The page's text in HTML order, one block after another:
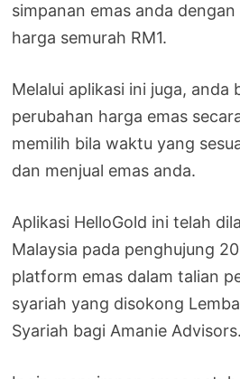
simpanan emas anda
harga semurah RM1.
Melalui aplikasi ini juga, anda
perubahan harga emas
memilih bila waktu yang
dan menjual emas anda.
Aplikasi HelloGold ini telah
Malaysia pada penghujung
platform emas dalam talian
syariah yang disokong
Syariah bagi Amanie Advisors.